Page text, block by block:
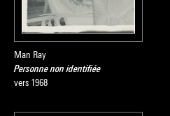
Man Ray
Personne non identifiée
vers 1968